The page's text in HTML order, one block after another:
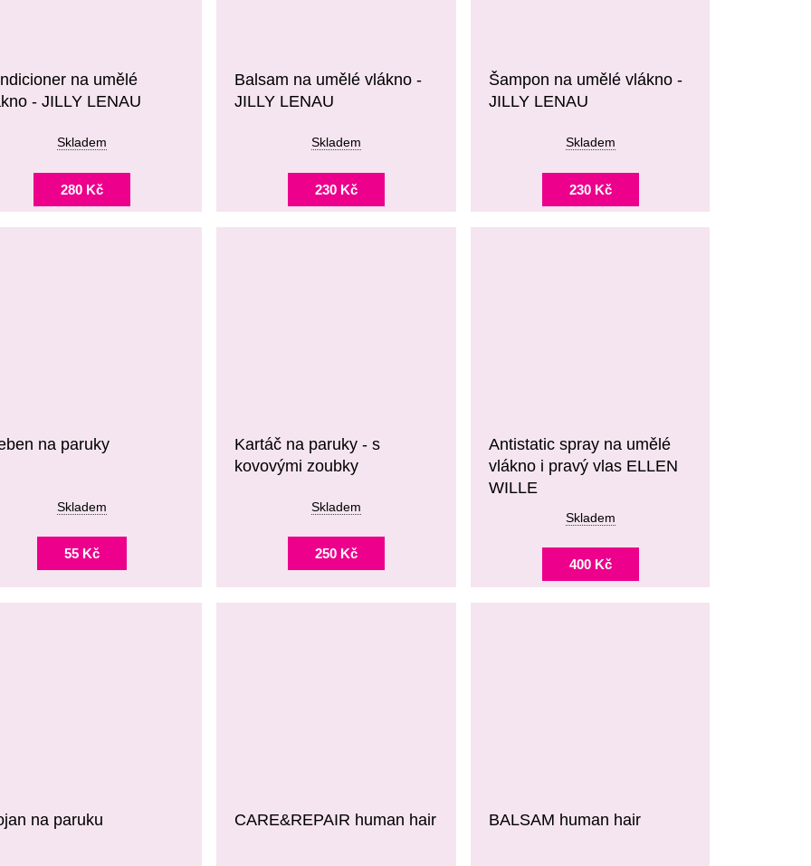
na umělé
- JILLY LENAU
Skladem
280 Kč
Balsam na umělé vlákno -
JILLY LENAU
Skladem
230 Kč
Šampon na umělé vlákno -
JILLY LENAU
Skladem
230 Kč
na paruky
Skladem
55 Kč
Kartáč na paruky - s
kovovými zoubky
Skladem
250 Kč
Antistatic spray na umělé
vlákno i pravý vlas ELLEN
WILLE
Skladem
400 Kč
na paruku CARE&REPAIR human hair BALSAM human hair